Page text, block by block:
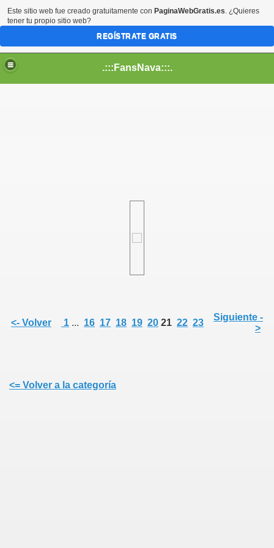
.:::FansNava:::.
<- Volver 1 ... 16 17 18 19 20 21 22 23
Siguiente -
>
<= Volver a la categoría
Este sitio web fue creado gratuitamente con PaginaWebGratis.es. ¿Quieres
tener tu propio sitio web?
REGÍSTRATE GRATIS